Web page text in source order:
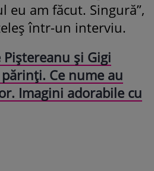
eu am făcut. Singură”,
într-un interviu.
Piștereanu și Gigi
Ce nume au
Imagini adorabile cu